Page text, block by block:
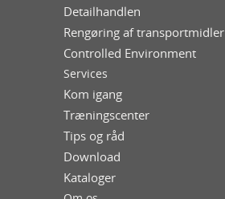
Detailhandlen
Rengøring af transportmidler
Controlled Environment
Services
Kom igang
Træningscenter
Tips og råd
Download
Kataloger